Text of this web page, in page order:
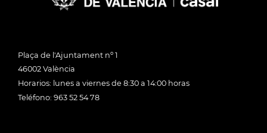
Plaça de l'Ajuntament nº 1
46002 València
Horarios: lunes a viernes de 8:30 a 14:00 horas
Teléfono: 963 52 54 78